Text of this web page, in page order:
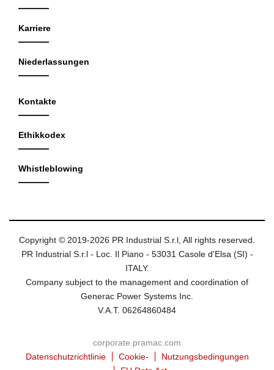
Karriere
Niederlassungen
Kontakte
Ethikkodex
Whistleblowing
Copyright © 2019-2026 PR Industrial S.r.l, All rights reserved.
PR Industrial S.r.l - Loc. Il Piano - 53031 Casole d'Elsa (SI) -
ITALY.
Company subject to the management and coordination of
Generac Power Systems Inc.
V.A.T. 06264860484
corporate.pramac.com
Datenschutzrichtlinie
Cookie-
Nutzungsbedingungen